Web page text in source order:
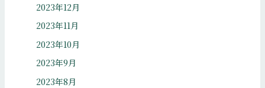
2023年12月
2023年11月
2023年10月
2023年9月
2023年8月